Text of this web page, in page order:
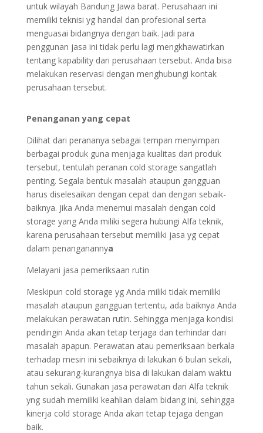
untuk wilayah Bandung Jawa barat. Perusahaan ini
memiliki teknisi yg handal dan profesional serta
menguasai bidangnya dengan baik. Jadi para
penggunan jasa ini tidak perlu lagi mengkhawatirkan
tentang kapability dari perusahaan tersebut. Anda bisa
melakukan reservasi dengan menghubungi kontak
perusahaan tersebut.
Penanganan yang cepat
Dilihat dari perananya sebagai tempan menyimpan
berbagai produk guna menjaga kualitas dari produk
tersebut, tentulah peranan cold storage sangatlah
penting. Segala bentuk masalah ataupun gangguan
harus diselesaikan dengan cepat dan dengan sebaik-
baiknya. Jika Anda menemui masalah dengan cold
storage yang Anda miliki segera hubungi Alfa teknik,
karena perusahaan tersebut memiliki jasa yg cepat
dalam penanganannya
Melayani jasa pemeriksaan rutin
Meskipun cold storage yg Anda miliki tidak memiliki
masalah ataupun gangguan tertentu, ada baiknya Anda
melakukan perawatan rutin. Sehingga menjaga kondisi
pendingin Anda akan tetap terjaga dan terhindar dari
masalah apapun. Perawatan atau pemeriksaan berkala
terhadap mesin ini sebaiknya di lakukan 6 bulan sekali,
atau sekurang-kurangnya bisa di lakukan dalam waktu
tahun sekali. Gunakan jasa perawatan dari Alfa teknik
yng sudah memiliki keahlian dalam bidang ini, sehingga
kinerja cold storage Anda akan tetap tejaga dengan
baik.